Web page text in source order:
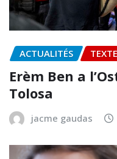
ACTUALITÉS
Erèm Ben a
Tolosa
jacme gaudas